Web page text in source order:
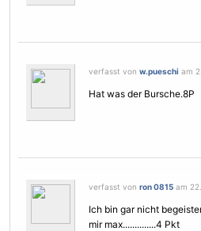
verfasst von w.pueschi am
Hat was der Bursche.8P
verfasst von ron 0815 am
Ich bin gar nicht
mir max..............4 Pkt